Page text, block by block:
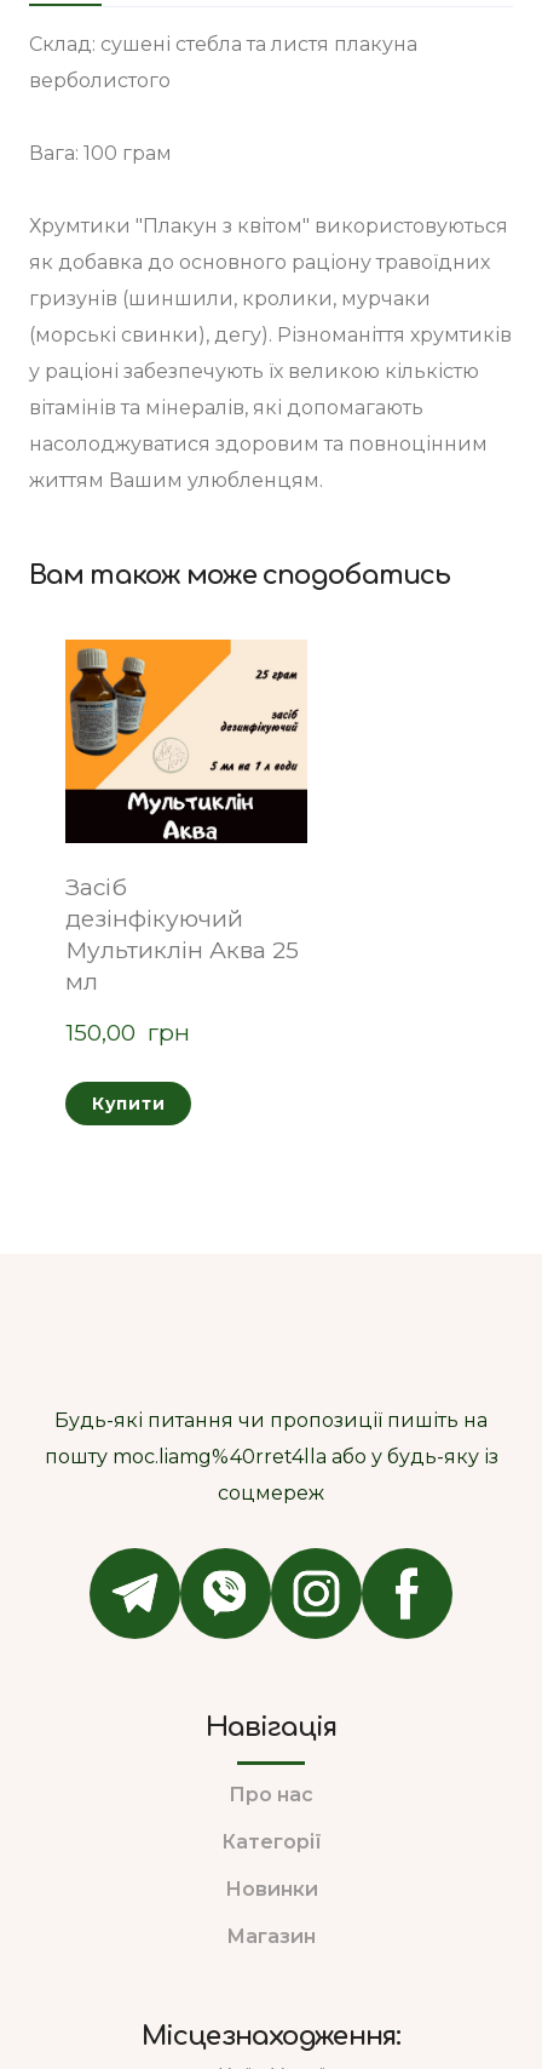
Склад: сушені стебла та листя плакуна
верболистого
Вага: 100 грам
Хрумтики "Плакун з квітом" використовуються
як добавка до основного раціону травоїдних
гризунів (шиншили, кролики, мурчаки
(морські свинки), дегу). Різноманіття хрумтиків
у раціоні забезпечують їх великою кількістю
вітамінів та мінералів, які допомагають
насолоджуватися здоровим та повноцінним
життям Вашим улюбленцям.
Вам також може сподобатись
Засіб
дезінфікуючий
Мультиклін Аква 25
мл
150,00  грн
Купити
Будь-які питання чи пропозиції пишіть на
пошту moc.liamg%40rret4lla або у будь-яку із
соцмереж
Навігація
Про нас
Категорії
Новинки
Магазин
Місцезнаходження: